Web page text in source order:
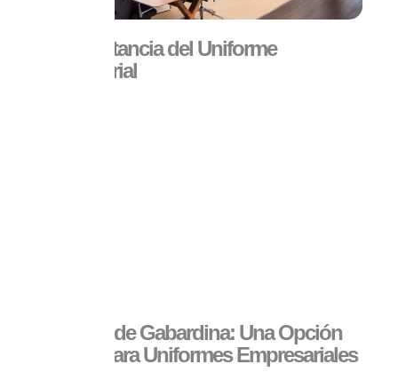
La Importancia del Uniforme
Empresarial
Camisas de Gabardina: Una Opción
Versátil para Uniformes Empresariales